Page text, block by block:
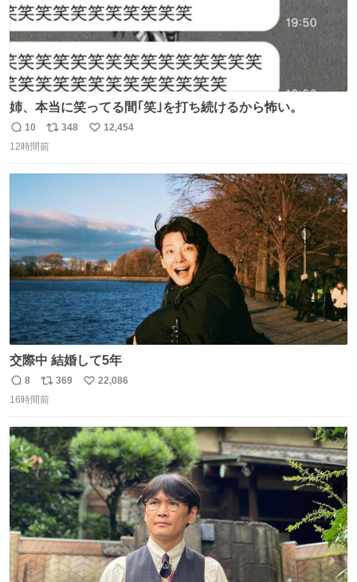
姉、本当に笑ってる間｢笑｣を打ち続けるから怖い。
返
信
10
リ
ポ
348
い
12,454
12時間前
交際中 結婚して5年
返
信
8
リ
ポ
ト
数
369
い
数
22,086
16時間前